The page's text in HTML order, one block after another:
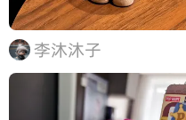
李沐沐子